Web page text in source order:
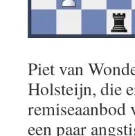
Piet van
Holsteijn, die
remiseaanbod
een paar